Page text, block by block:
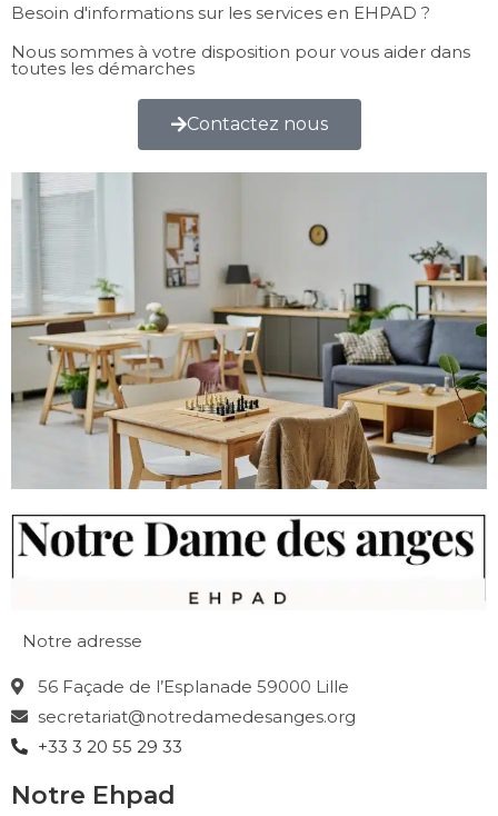
Besoin d'informations sur les services en EHPAD ?
Nous sommes à votre disposition pour vous aider dans
toutes les démarches
Contactez nous
Notre adresse
56 Façade de l’Esplanade 59000 Lille
secretariat@notredamedesanges.org
+33 3 20 55 29 33
Notre Ehpad